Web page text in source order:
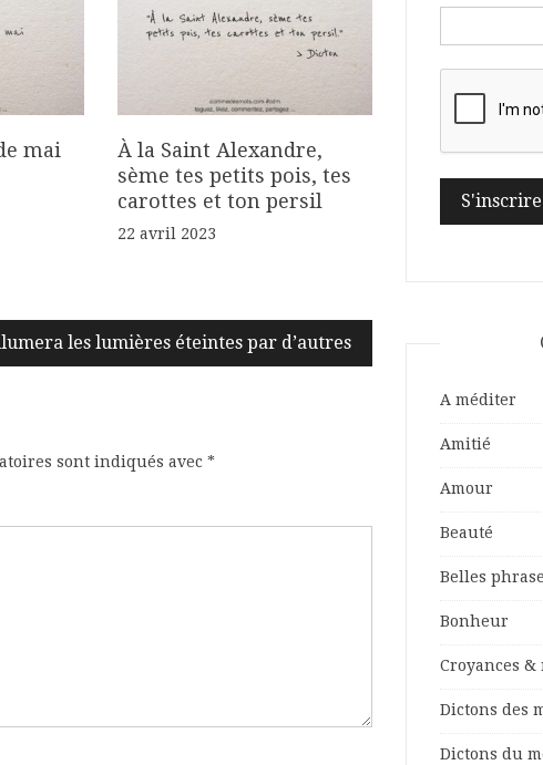
mai
À la Saint Alexandre,
sème tes petits pois, tes
carottes et ton persil
22 avril 2023
les lumières éteintes par d’autres
sont indiqués avec *
A méditer
Amitié
Amour
Beauté
Belles
Bonheur
Croyances
Dictons des
Dictons du